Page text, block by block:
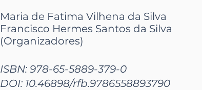
Maria de Fatima Vilhena da Silva
Francisco Hermes Santos da Silva
(Organizadores)
ISBN: 978-65-5889-379-0
DOI: 10.46898/rfb.9786558893790